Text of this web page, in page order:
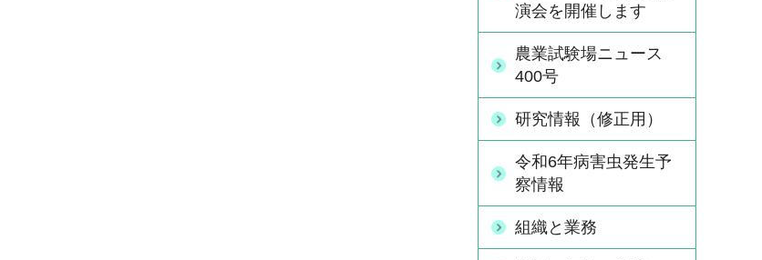
演会を開催します
農業試験場ニュース
400号
研究情報（修正用）
令和6年病害虫発生予
察情報
組織と業務